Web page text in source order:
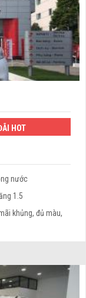
HOT
nước
1.5
khủng, đủ màu,